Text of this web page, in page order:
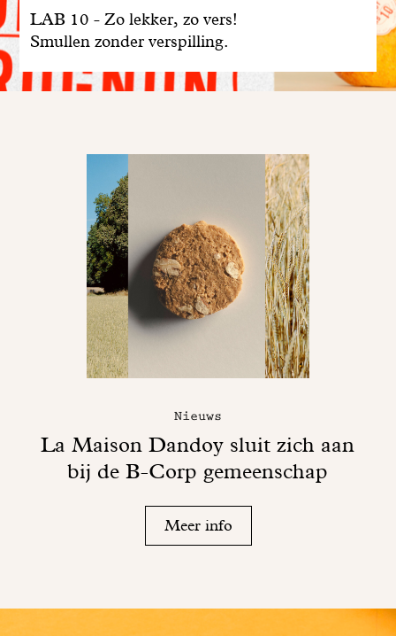
LAB 10 - Zo lekker, zo vers!
Smullen zonder verspilling.
Nieuws
La Maison Dandoy sluit zich aan
bij de B-Corp gemeenschap
Meer info